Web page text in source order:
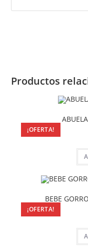
Productos
¡OFERTA!
¡OFERTA!
BEBE